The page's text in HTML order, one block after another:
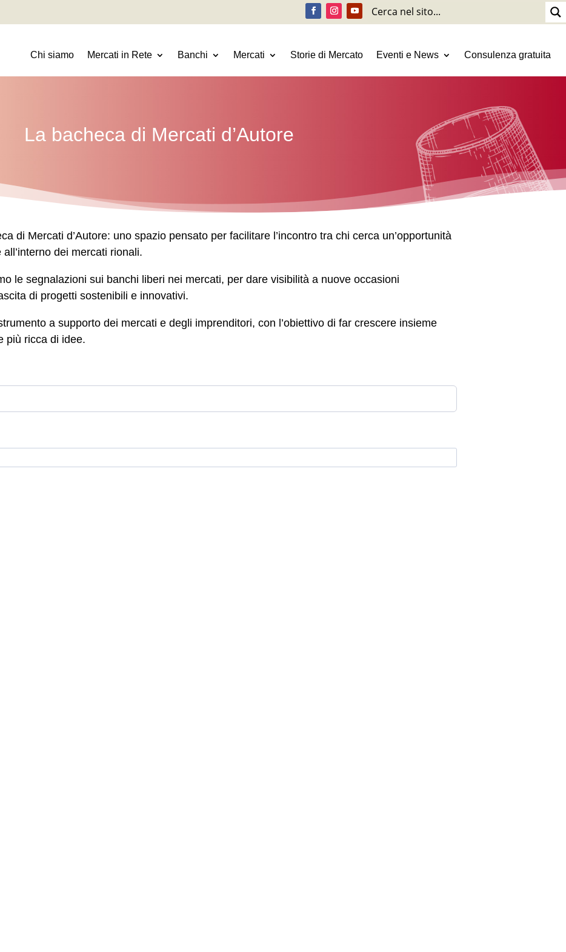
Chi siamo Mercati in Rete Banchi Mercati Storie di Mercato Eventi e News Consulenza gratuita
La bacheca di Mercati d’Autore
di Mercati d’Autore: uno spazio pensato per facilitare l’incontro tra chi cerca un’opportunità
dei mercati rionali.
le segnalazioni sui banchi liberi nei mercati, per dare visibilità a nuove occasioni
di progetti sostenibili e innovativi.
a supporto dei mercati e degli imprenditori, con l’obiettivo di far crescere insieme
più ricca di idee.